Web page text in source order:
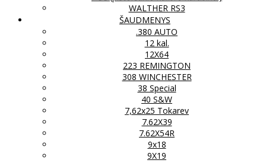
WALTHER RS3
ŠAUDMENYS
.380 AUTO
12 kal.
12X64
223 REMINGTON
308 WINCHESTER
38 Special
40 S&W
7,62x25 Tokarev
7.62X39
7.62X54R
9x18
9X19